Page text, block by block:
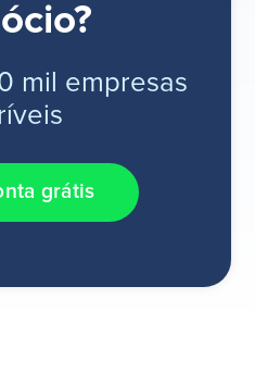
mil empresas
grátis